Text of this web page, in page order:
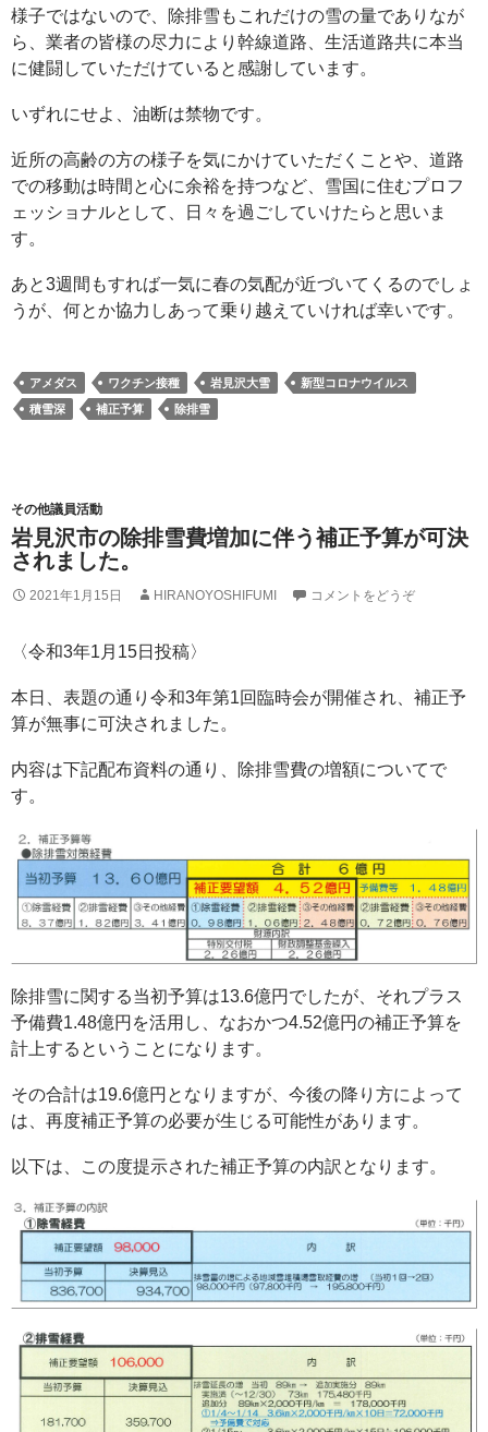
様子ではないので、除排雪もこれだけの雪の量でありなが
ら、業者の皆様の尽力により幹線道路、生活道路共に本当
に健闘していただけていると感謝しています。
いずれにせよ、油断は禁物です。
近所の高齢の方の様子を気にかけていただくことや、道路
での移動は時間と心に余裕を持つなど、雪国に住むプロフ
ェッショナルとして、日々を過ごしていけたらと思いま
す。
あと3週間もすれば一気に春の気配が近づいてくるのでしょ
うが、何とか協力しあって乗り越えていければ幸いです。
アメダス ワクチン接種 岩見沢大雪
新型コロナウイルス
積雪深
補正予算 除排雪
その他議員活動
岩見沢市の除排雪費増加に伴う補正予算が可決
されました。
2021年1月15日 HIRANOYOSHIFUMI コメントをどうぞ
〈令和3年1月15日投稿〉
本日、表題の通り令和3年第1回臨時会が開催され、補正予
算が無事に可決されました。
内容は下記配布資料の通り、除排雪費の増額についてで
す。
除排雪に関する当初予算は13.6億円でしたが、それプラス
予備費1.48億円を活用し、なおかつ4.52億円の補正予算を
計上するということになります。
その合計は19.6億円となりますが、今後の降り方によって
は、再度補正予算の必要が生じる可能性があります。
以下は、この度提示された補正予算の内訳となります。